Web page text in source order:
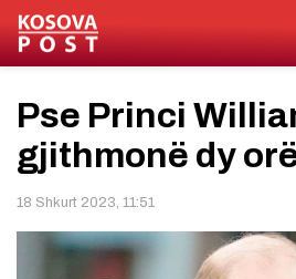
Pse Princi
gjithmonë dy
18 Shkurt 2023, 11:51